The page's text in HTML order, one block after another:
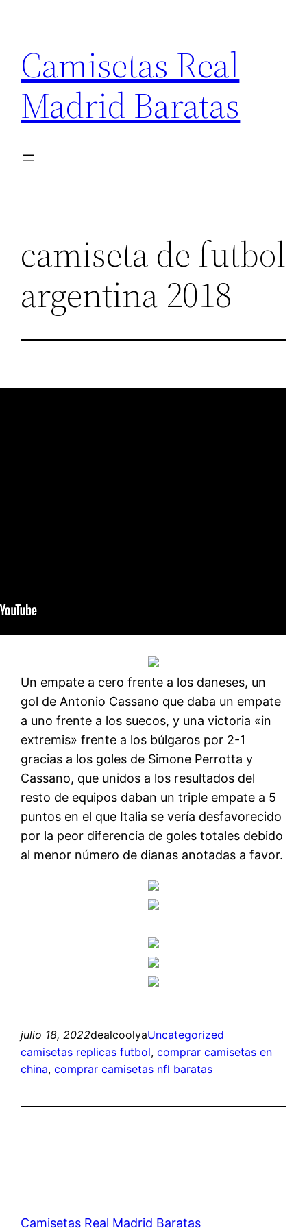
contenido
Camisetas Real
Madrid Baratas
camiseta de futbol
argentina 2018
Un empate a cero frente a los daneses, un
gol de Antonio Cassano que daba un empate
a uno frente a los suecos, y una victoria «in
extremis» frente a los búlgaros por 2-1
gracias a los goles de Simone Perrotta y
Cassano, que unidos a los resultados del
resto de equipos daban un triple empate a 5
puntos en el que Italia se vería desfavorecido
por la peor diferencia de goles totales debido
al menor número de dianas anotadas a favor.
julio 18, 2022dealcoolyaUncategorized
camisetas replicas futbol, comprar camisetas en
china, comprar camisetas nfl baratas
Camisetas Real Madrid Baratas